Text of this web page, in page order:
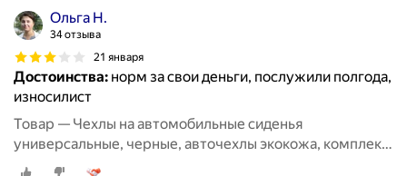
Ольга Н.
34 отзыва
21 января
Достоинства: норм за свои деньги, послужили полгода,
износилист
Товар — Чехлы на автомобильные сиденья
универсальные, черные, авточехлы экокожа, комплект
на весь салон машины кожаные 11 шт